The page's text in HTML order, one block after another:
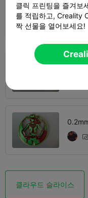

클라우드 슬라이스
클릭 프린팅을 즐겨보
를 적립하고, Creality
짝 선물을 열어보세요!